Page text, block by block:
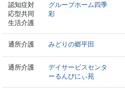
認知症対
応型共同
生活介護
グループホーム四季
彩
通所介護 みどりの郷平田
通所介護
デイサービスセンタ
ーるんびにぃ苑